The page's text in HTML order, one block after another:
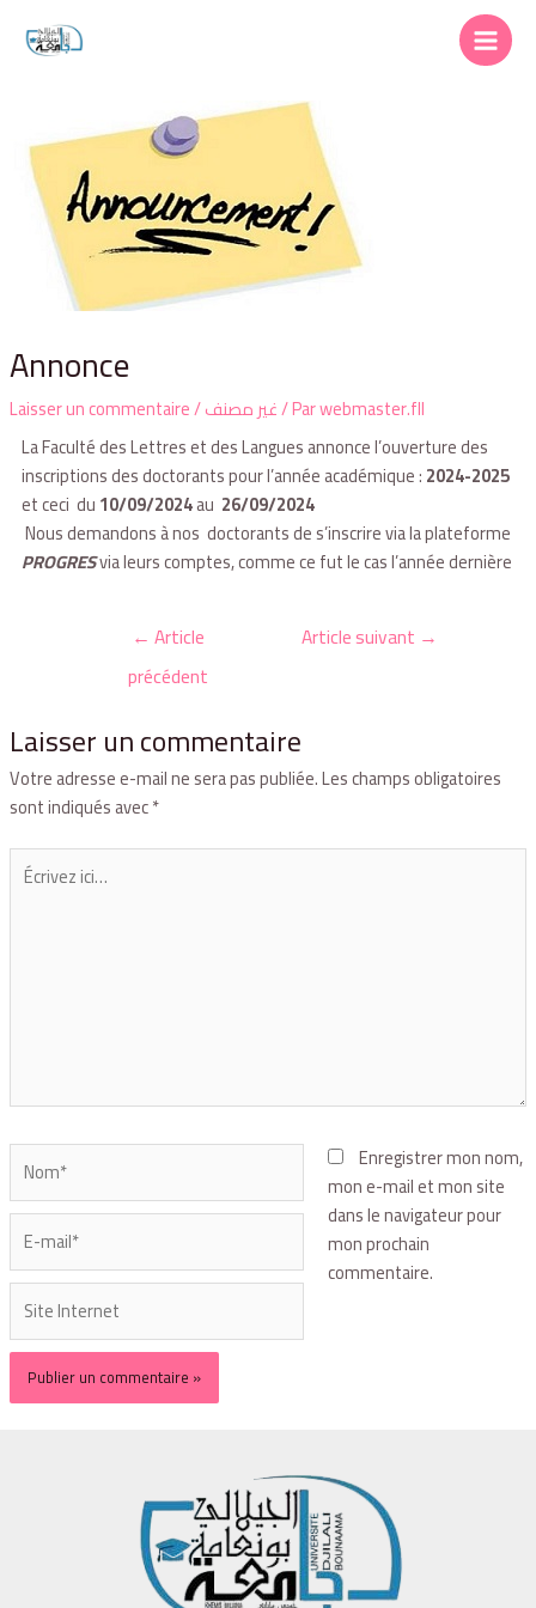
Annonce
Laisser un commentaire/غير مصنف/ Parwebmaster.fll
La Faculté des Lettres et des Langues annonce l’ouverture des
inscriptions des doctorants pour l’année académique :2024-2025
et ceci du10/09/2024au 26/09/2024
Nous demandons à nos doctorants de s’inscrire via la plateforme
PROGRESvia leurs comptes, comme ce fut le cas l’année dernière
← Article
précédent
Article suivant →
Laisser un commentaire
Votre adresse e-mail ne sera pas publiée.Les champs obligatoires
sont indiqués avec*
Enregistrer mon nom,
mon e-mail et mon site
dans le navigateur pour
mon prochain
commentaire.